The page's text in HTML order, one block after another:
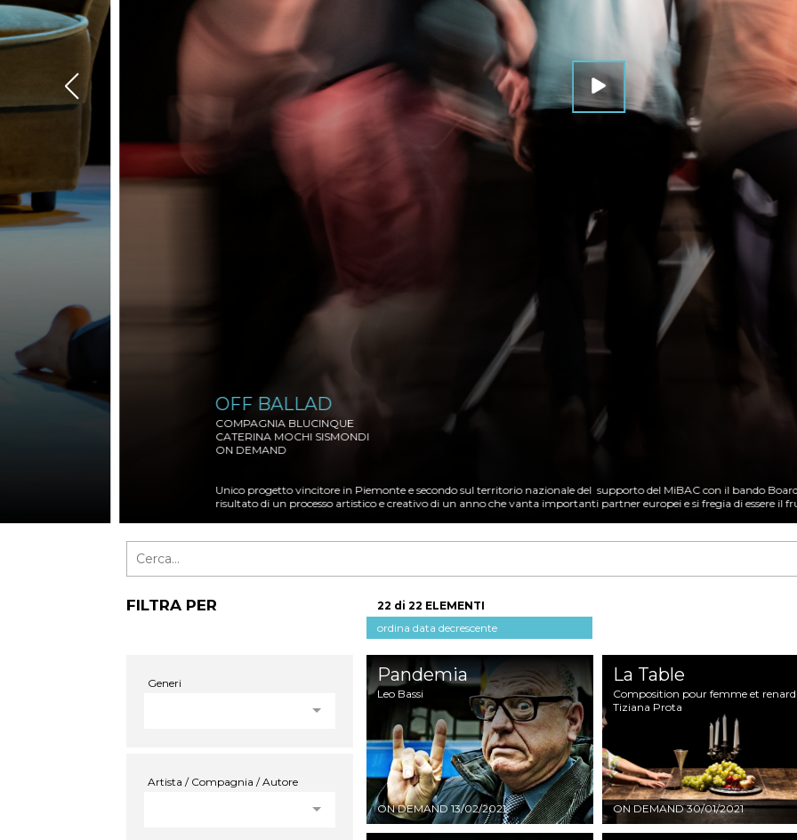
OFF BALLAD
COMPAGNIA BLUCINQUE
CATERINA MOCHI SISMONDI
ON DEMAND
Unico progetto vincitore in Piemonte e secondo sul territorio nazionale del supporto del MiBAC con il bando
risultato di un processo artistico e creativo di un anno che vanta importanti partner europei e si fregia di essere il
FILTRA PER
Generi
Artista / Compagnia / Autore
22 di 22 ELEMENTI
Pandemia
Leo Bassi
ON DEMAND 13/02/2021
La Table
Composition pour femme et renard
Tiziana Prota
ON DEMAND 30/01/2021